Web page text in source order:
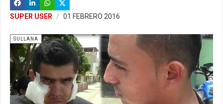
SUPER USER 01 FEBRERO 2016
SULLANA